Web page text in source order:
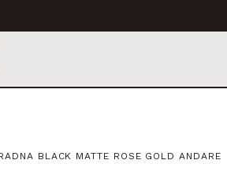
BLACK MATTE ROSE GOLD ANDARE